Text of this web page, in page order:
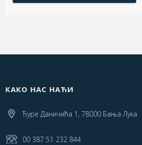
КАКО НАС НАЋИ
Ђуре Даничића 1, 78000 Бања Лука
00 387 51 232 844